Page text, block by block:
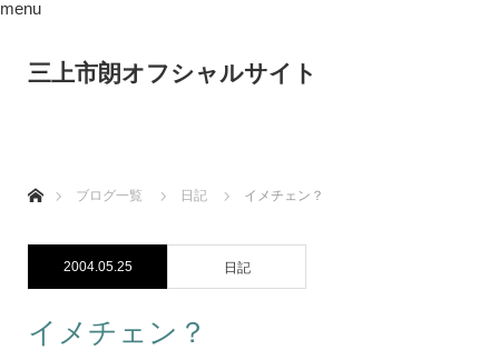
三上市朗オフシャルサイト
menu
ブログ一覧
日記 イメチェン？
2004.05.25 日記
イメチェン？